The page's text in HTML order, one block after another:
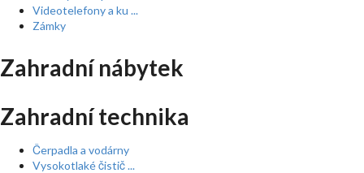
Videotelefony a ku ...
Zámky
Zahradní nábytek
Zahradní technika
Čerpadla a vodárny
Vysokotlaké čistič ...